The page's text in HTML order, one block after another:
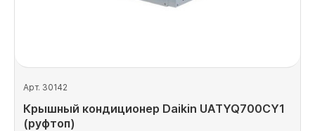
Арт. 30142
Крышный кондиционер Daikin UATYQ700CY1
(руфтоп)